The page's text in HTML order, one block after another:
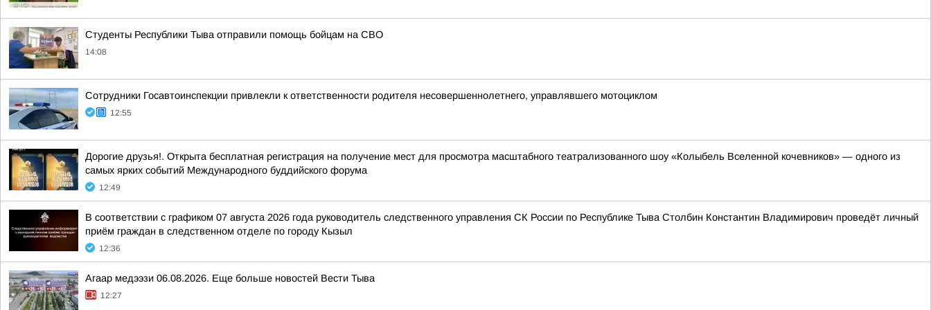
Студенты Республики Тыва отправили помощь бойцам на СВО
14:08
Сотрудники Госавтоинспекции привлекли к ответственности родителя несовершеннолетнего, управлявшего мотоциклом
12:55
Дорогие друзья!. Открыта бесплатная регистрация на получение мест для просмотра масштабного театрализованного шоу «Колыбель Вселенной кочевников» — одного из
самых ярких событий Международного буддийского форума
12:49
В соответствии с графиком 07 августа 2026 года руководитель следственного управления СК России по Республике Тыва Столбин Константин Владимирович проведёт личный
приём граждан в следственном отделе по городу Кызыл
12:36
Агаар медээзи 06.08.2026. Еще больше новостей Вести Тыва
12:27